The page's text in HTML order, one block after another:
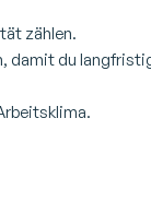
zählen.
damit du